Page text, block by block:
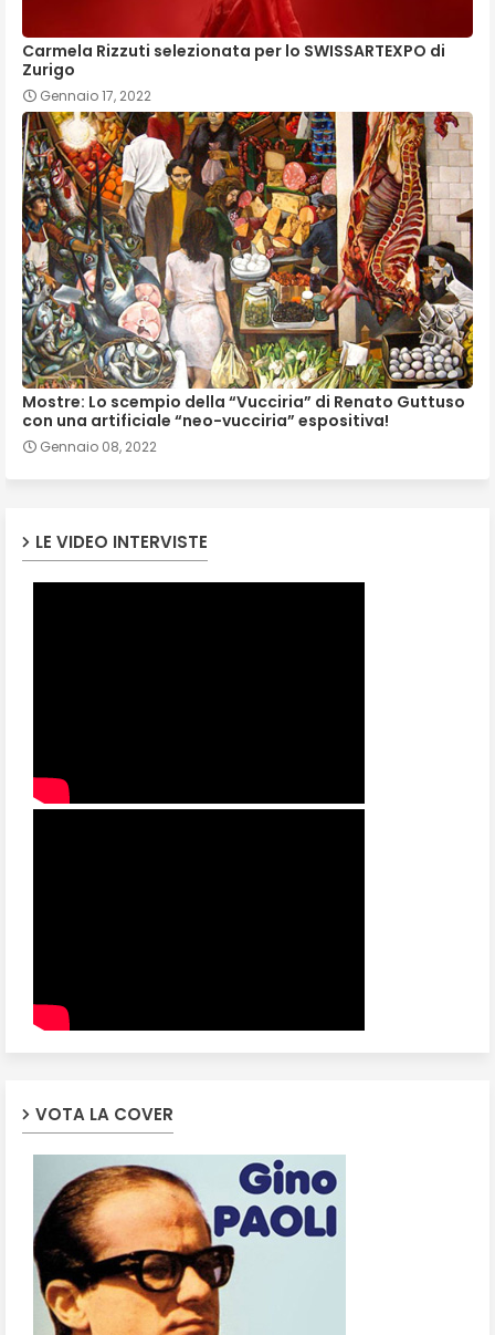
Carmela Rizzuti selezionata per lo SWISSARTEXPO di
Zurigo
Gennaio 17, 2022
Mostre: Lo scempio della “Vucciria” di Renato Guttuso
con una artificiale “neo-vucciria” espositiva!
Gennaio 08, 2022
LE VIDEO INTERVISTE
VOTA LA COVER